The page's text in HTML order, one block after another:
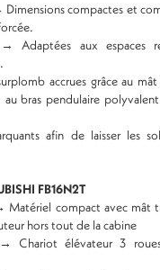
compactes et
Adaptées aux espaces
accrues grâce au
bras pendulaire
afin de laisser les
FB16N2T
Matériel compact avec mât
hors tout de la cabine
Chariot élévateur 3